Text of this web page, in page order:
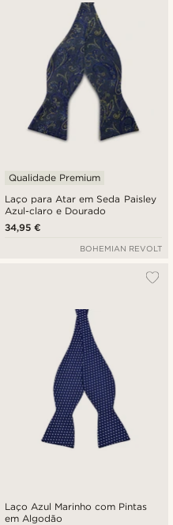
Laço para Atar em Seda Paisley
Azul-claro e Dourado
Qualidade Premium
34,95 €
BOHEMIAN REVOLT
Laço Azul Marinho com Pintas
em Algodão